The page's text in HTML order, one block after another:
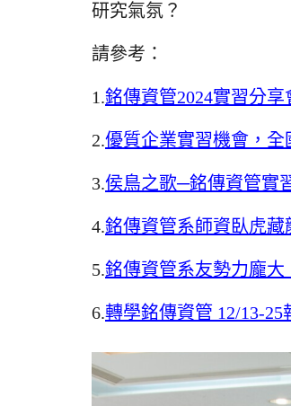
研究氣氛？
請參考：
1.銘傳資管2024實習分享
2.優質企業實習機會，全
3.侯鳥之歌─銘傳資管實
4.銘傳資管系師資臥虎藏
5.銘傳資管系友勢力龐大
6.轉學銘傳資管 12/13-25